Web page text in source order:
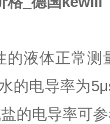
的液体正常测
的电导率为
的电导率可